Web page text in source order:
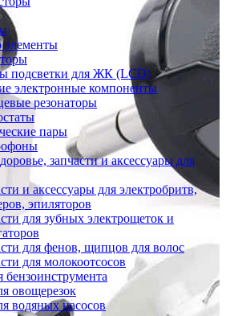
элементы
подсветки для ЖК (LCD)
электронные компоненты
резонаторы
пары
запчасти и аксессуары для
и аксессуары для электробритв,
эпиляторов
для зубных электрощеток и
для фенов, щипцов для волос
для молокоотсосов
бензоинструмента
овощерезок
водяных насосов